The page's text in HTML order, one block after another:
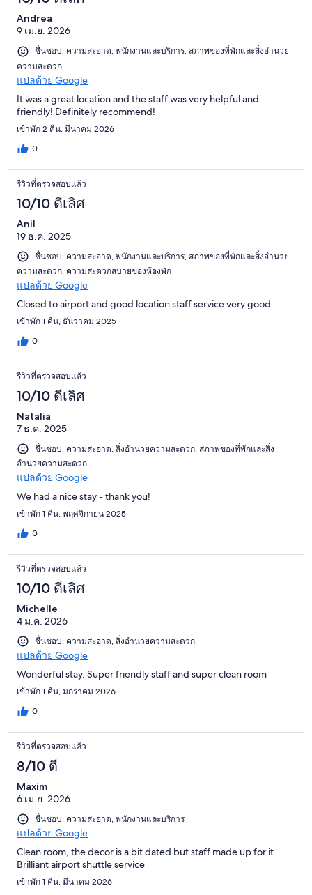
Andrea
9 เม.ย. 2026
ชื่นชอบ: ความสะอาด, พนักงานและบริการ, สภาพของที่พักและสิ่งอำนวย
ความสะดวก
แปลด้วย Google
It was a great location and the staff was very helpful and
friendly! Definitely recommend!
เข้าพัก 2 คืน, มีนาคม 2026
0
รีวิวที่ตรวจสอบแล้ว
10/10 ดีเลิศ
Anil
19 ธ.ค. 2025
ชื่นชอบ: ความสะอาด, พนักงานและบริการ, สภาพของที่พักและสิ่งอำนวย
ความสะดวก, ความสะดวกสบายของห้องพัก
แปลด้วย Google
Closed to airport and good location staff service very good
เข้าพัก 1 คืน, ธันวาคม 2025
0
รีวิวที่ตรวจสอบแล้ว
10/10 ดีเลิศ
Natalia
7 ธ.ค. 2025
ชื่นชอบ: ความสะอาด, สิ่งอำนวยความสะดวก, สภาพของที่พักและสิ่ง
อำนวยความสะดวก
แปลด้วย Google
We had a nice stay - thank you!
เข้าพัก 1 คืน, พฤศจิกายน 2025
0
รีวิวที่ตรวจสอบแล้ว
10/10 ดีเลิศ
Michelle
4 ม.ค. 2026
ชื่นชอบ: ความสะอาด, สิ่งอำนวยความสะดวก
แปลด้วย Google
Wonderful stay. Super friendly staff and super clean room
เข้าพัก 1 คืน, มกราคม 2026
0
รีวิวที่ตรวจสอบแล้ว
8/10 ดี
Maxim
6 เม.ย. 2026
ชื่นชอบ: ความสะอาด, พนักงานและบริการ
แปลด้วย Google
Clean room, the decor is a bit dated but staff made up for it.
Brilliant airport shuttle service
เข้าพัก 1 คืน, มีนาคม 2026